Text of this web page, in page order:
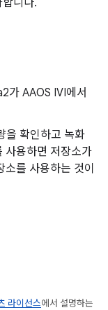
가 AAOS IVI에서
을 확인하고 녹화
사용하면 저장소가
를 사용하는 것이
라이선스에서 설명하는